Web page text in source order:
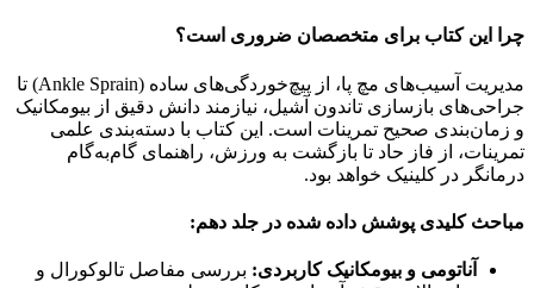
چرا این کتاب برای متخصصان ضروری است؟
مدیریت آسیب‌های مچ پا، از پیچ‌خوردگی‌های ساده (Ankle Sprain) تا
جراحی‌های بازسازی تاندون آشیل، نیازمند دانش دقیق از بیومکانیک
و زمان‌بندی صحیح تمرینات است. این کتاب با دسته‌بندی علمی
تمرینات، از فاز حاد تا بازگشت به ورزش، راهنمای گام‌به‌گام
درمانگر در کلینیک خواهد بود.
مباحث کلیدی پوشش داده شده در جلد دهم:
آناتومی و بیومکانیک کاربردی: بررسی مفاصل تالوکورال و